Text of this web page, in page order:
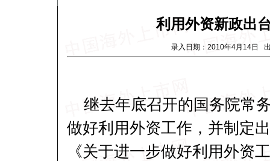
利用外资新政出
录入日期：2010年4月14日
继去年底召开的国务院常
做好利用外资工作，并制定
《关于进一步做好利用外资